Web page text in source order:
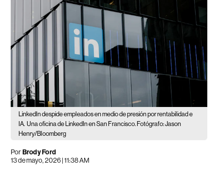
LinkedIn despide empleados en medio de presión por rentabilidad e
IA. Una oficina de LinkedIn en San Francisco. Fotógrafo: Jason
Henry/Bloomberg
PorBrody Ford
13 de mayo, 2026 | 11:38 AM